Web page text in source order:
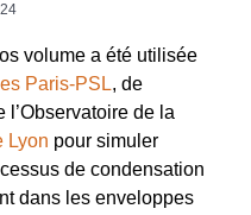
volume a été utilisée
Paris-PSL, de
l’Observatoire de la
Lyon pour simuler
de condensation
dans les enveloppes